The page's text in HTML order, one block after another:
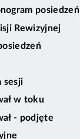
posiedzeń
Rewizyjnej
sesji
w toku
- podjęte